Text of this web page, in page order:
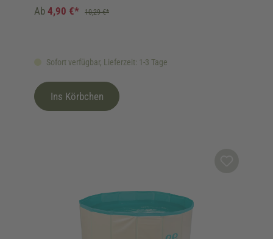
Sofort verfügbar, Lieferzeit: 1-3 Tage
Ab 4,90 €* 10,29 €*
Ins Körbchen